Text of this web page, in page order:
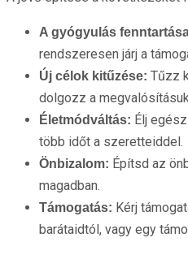
A gyógyulás
rendszeresen járj a
Új célok kitűzése: Tűzz
dolgozz a
Életmódváltás: Élj
több időt a szeretteiddel.
Önbizalom: Építsd az
magadban.
Támogatás: Kérj
barátaidtól, vagy egy